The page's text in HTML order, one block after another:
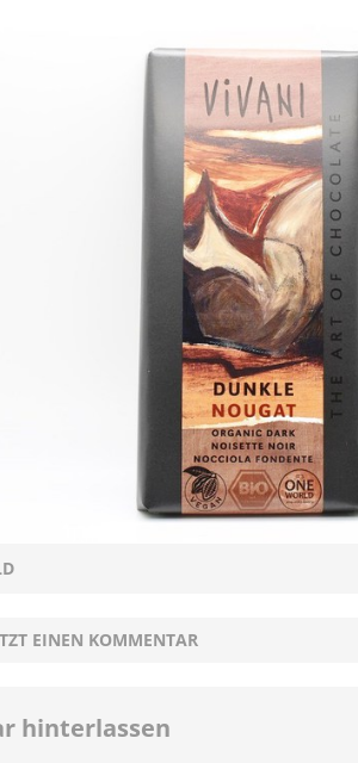
Mittelmeerraum SHOPVORSTELLUNGEN
Halloween mit
Beerenweine – ein
SHOPVORSTELLUNGEN
my Time – zweimal und
W.K. Kellogg ® Müslis –
PRODUKTVORSTELLUNGEN
Pfirsich-Maracuja
PRODUKTVORSTELLUNGEN
[ 29. November 2020 ] Selection des Jahres
EINEN KOMMENTAR
hinterlassen